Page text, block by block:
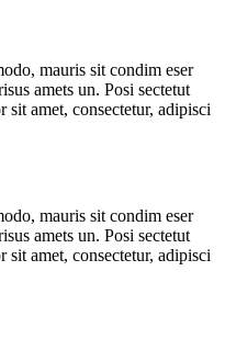
mauris sit condim eser
amets un. Posi sectetut
amet, consectetur, adipisci
mauris sit condim eser
amets un. Posi sectetut
amet, consectetur, adipisci